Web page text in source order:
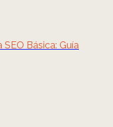
Básica: Guía